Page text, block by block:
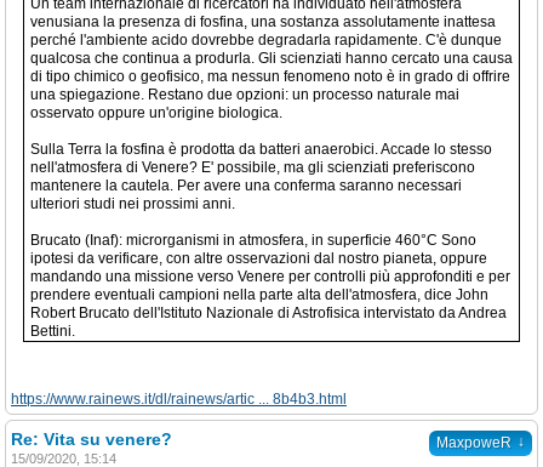
Un team internazionale di ricercatori ha individuato nell'atmosfera
venusiana la presenza di fosfina, una sostanza assolutamente inattesa
perché l'ambiente acido dovrebbe degradarla rapidamente. C'è dunque
qualcosa che continua a produrla. Gli scienziati hanno cercato una causa
di tipo chimico o geofisico, ma nessun fenomeno noto è in grado di offrire
una spiegazione. Restano due opzioni: un processo naturale mai
osservato oppure un'origine biologica.
Sulla Terra la fosfina è prodotta da batteri anaerobici. Accade lo stesso
nell'atmosfera di Venere? E' possibile, ma gli scienziati preferiscono
mantenere la cautela. Per avere una conferma saranno necessari
ulteriori studi nei prossimi anni.
Brucato (Inaf): microrganismi in atmosfera, in superficie 460°C Sono
ipotesi da verificare, con altre osservazioni dal nostro pianeta, oppure
mandando una missione verso Venere per controlli più approfonditi e per
prendere eventuali campioni nella parte alta dell'atmosfera, dice John
Robert Brucato dell'Istituto Nazionale di Astrofisica intervistato da Andrea
Bettini.
https://www.rainews.it/dl/rainews/artic ... 8b4b3.html
MaxpoweR ↓
Re: Vita su venere?
15/09/2020, 15:14